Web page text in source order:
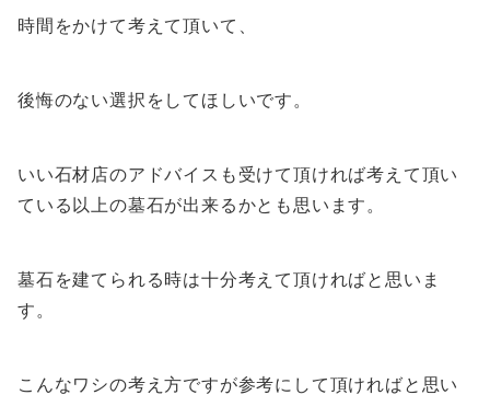
時間をかけて考えて頂いて、
後悔のない選択をしてほしいです。
いい石材店のアドバイスも受けて頂ければ考えて頂い
ている以上の墓石が出来るかとも思います。
墓石を建てられる時は十分考えて頂ければと思いま
す。
こんなワシの考え方ですが参考にして頂ければと思い